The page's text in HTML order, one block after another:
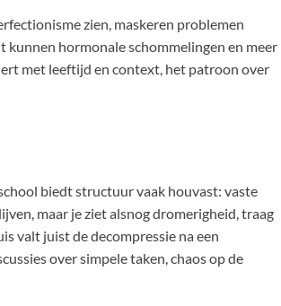
zien, maskeren problemen
kunnen hormonale schommelingen en meer
met leeftijd en context, het patroon over
biedt structuur vaak houvast: vaste
maar je ziet alsnog dromerigheid, traag
valt juist de decompressie na een
over simpele taken, chaos op de